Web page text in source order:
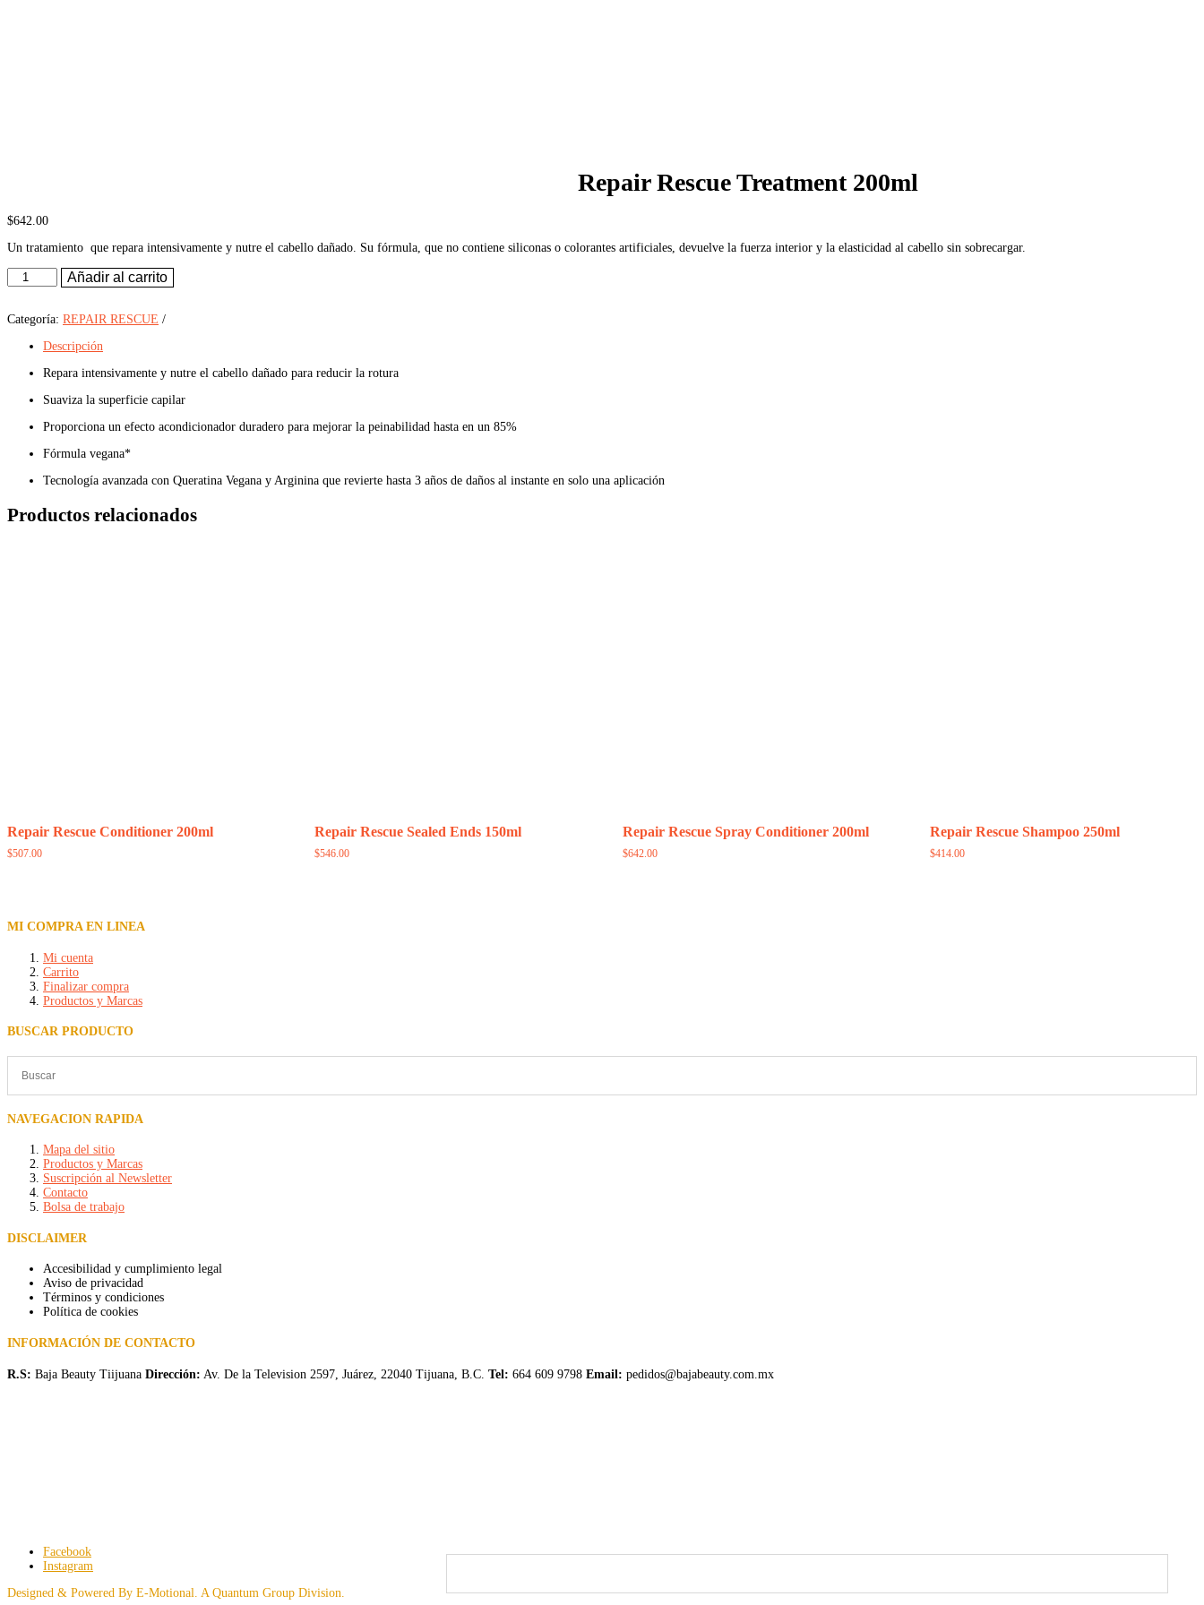
Repair Rescue Treatment 200ml
$642.00
Un tratamiento que repara intensivamente y nutre el cabello dañado. Su fórmula, que no contiene siliconas o colorantes artificiales, devuelve la fuerza interior y la elasticidad al cabello sin sobrecargar.
Repair
Rescue
200ml
Añadir al carrito
Categoría: REPAIR RESCUE
Descripción
Repara intensivamente y nutre el cabello dañado para reducir la rotura
Suaviza la superficie capilar
Proporciona un efecto acondicionador duradero para mejorar la peinabilidad hasta en un 85%
Fórmula vegana*
Tecnología avanzada con Queratina Vegana y Arginina que revierte hasta 3 años de daños al instante en solo una aplicación
Productos relacionados
Repair Rescue Conditioner 200ml
$507.00
Repair Rescue Sealed Ends 150ml
$546.00
Repair Rescue Spray Conditioner 200ml
$642.00
Repair Rescue Shampoo 250ml
$414.00
MI COMPRA EN LINEA
Mi cuenta
Carrito
Finalizar compra
Productos y Marcas
BUSCAR PRODUCTO
NAVEGACION RAPIDA
Mapa del sitio
Productos y Marcas
Suscripción al Newsletter
Contacto
Bolsa de trabajo
DISCLAIMER
Accesibilidad y cumplimiento legal
Aviso de privacidad
Términos y condiciones
Política de cookies
INFORMACIÓN DE CONTACTO
R.S: Baja Beauty Tiijuana Dirección: Av. De la Television 2597, Juárez, 22040 Tijuana, B.C. Tel: 664 609 9798 Email: pedidos@bajabeauty.com.mx
Facebook
Instagram
Designed & Powered By E-Motional. A Quantum Group Division.